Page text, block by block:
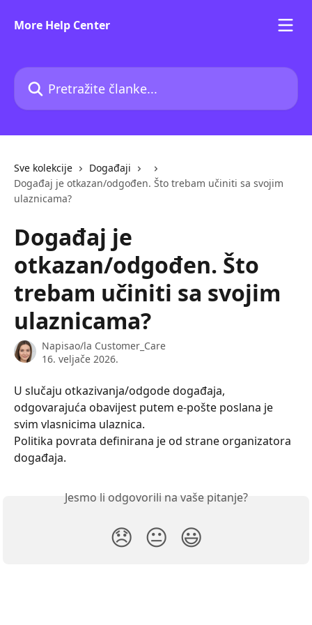
More Help Center
Pretražite članke...
Sve kolekcije
Događaji
Događaj je otkazan/odgođen. Što trebam učiniti sa svojim
ulaznicama?
Događaj je
otkazan/odgođen. Što
trebam učiniti sa svojim
ulaznicama?
Napisao/la Customer_Care
16. veljače 2026.
U slučaju otkazivanja/odgode događaja,
odgovarajuća obavijest putem e-pošte poslana je
svim vlasnicima ulaznica.
Politika povrata definirana je od strane organizatora
događaja.
Jesmo li odgovorili na vaše pitanje?
😞 😐 😃